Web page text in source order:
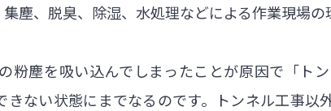
塵、脱臭、除湿、水処理などによる作業現場
粉塵を吸い込んでしまったことが原因で「ト
ない状態にまでなるのです。トンネル工事以